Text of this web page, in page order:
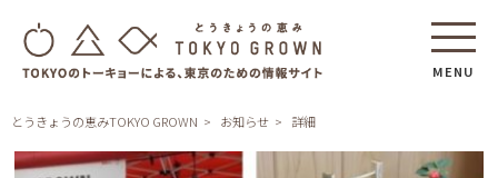
MENU
とうきょうの恵みTOKYO GROWN お知らせ 詳細